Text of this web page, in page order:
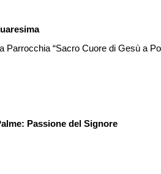
Parrocchia “Sacro Cuore di Gesù a
Passione del Signore